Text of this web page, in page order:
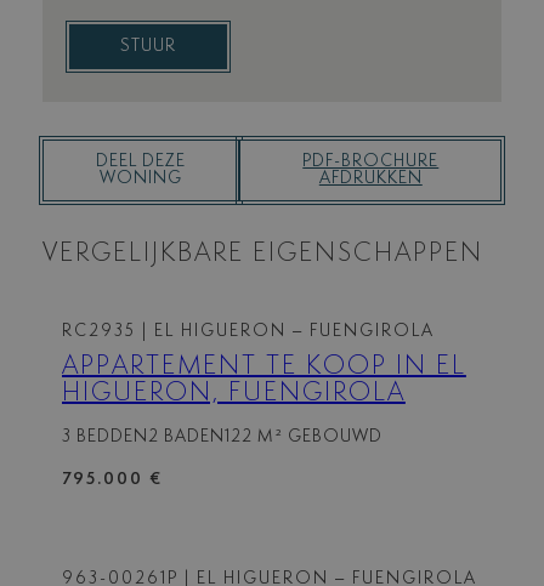
STUUR
DEEL DEZE
WONING
PDF-BROCHURE
AFDRUKKEN
VERGELIJKBARE EIGENSCHAPPEN
RC2935 | EL HIGUERON – FUENGIROLA
APPARTEMENT TE KOOP IN EL
HIGUERON, FUENGIROLA
3 BEDDEN 2 BADEN 122 M² GEBOUWD
795.000 €
963-00261P | EL HIGUERON – FUENGIROLA